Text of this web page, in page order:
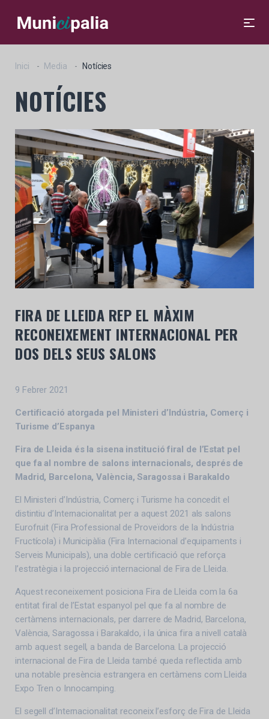
Inici Media Notícies
NOTÍCIES
FIRA DE LLEIDA REP EL MÀXIM
RECONEIXEMENT INTERNACIONAL PER
DOS DELS SEUS SALONS
9 Febrer 2021
Certificació atorgada pel
Ministeri d’Indústria, Comerç i
Turisme d’Espanya
Fira de Lleida és la sisena institució firal de l’Estat pel
que fa al nombre de salons internacionals, després de
Madrid, Barcelona, València, Saragossa i Barakaldo
El Ministeri d’Indústria, Comerç i Turisme ha concedit el
distintiu d’Internacionalitat per a aquest 2021 als salons
Eurofruit (Fira Professional de Proveïdors de la Indústria
Fructícola) i Municipàlia (Fira Internacional d’equipaments i
Serveis Municipals), una doble certificació que reforça
l’estratègia i la projecció internacional de Fira de Lleida.
Aquest reconeixement posiciona Fira de Lleida com la 6a
entitat firal de l’Estat espanyol pel que fa al nombre de
certàmens internacionals, per darrere de Madrid, Barcelona,
València, Saragossa i Barakaldo, i la única fira a nivell català
amb aquest segell, a banda de Barcelona. La projecció
internacional de Fira de Lleida també queda reflectida amb
una notable presència estrangera en certàmens com Lleida
Expo Tren o Innocamping.
El segell d’Internacionalitat reconeix l’esforç de Fira de Lleida